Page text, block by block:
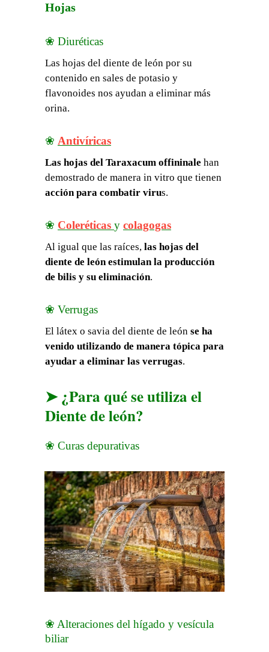
Hojas
❀ Diuréticas
Las hojas del diente de león por su
contenido en sales de potasio y
flavonoides nos ayudan a eliminar más
orina.
❀ Antivíricas
Las hojas del Taraxacum offininale han
demostrado de manera in vitro que tienen
acción para combatir virus.
❀ Coleréticas y colagogas
Al igual que las raíces, las hojas del
diente de león estimulan la producción
de bilis y su eliminación.
❀ Verrugas
El látex o savia del diente de león se ha
venido utilizando de manera tópica para
ayudar a eliminar las verrugas.
➤ ¿Para qué se utiliza el
Diente de león?
❀ Curas depurativas
❀ Alteraciones del hígado y vesícula
biliar